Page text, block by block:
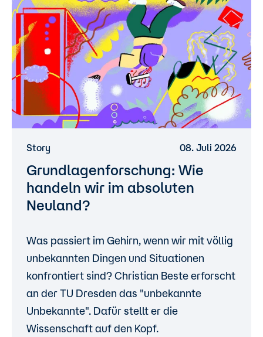
Story 08. Juli 2026
Grundlagenforschung: Wie
handeln wir im absoluten
Neuland?
Was passiert im Gehirn, wenn wir mit völlig
unbekannten Dingen und Situationen
konfrontiert sind? Christian Beste erforscht
an der TU Dresden das "unbekannte
Unbekannte". Dafür stellt er die
Wissenschaft auf den Kopf.